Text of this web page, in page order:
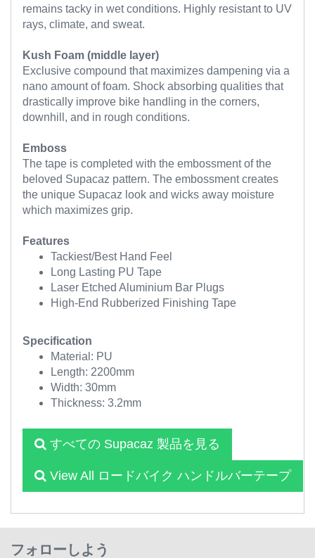
remains tacky in wet conditions. Highly resistant to UV
rays, climate, and sweat.
Kush Foam (middle layer)
Exclusive compound that maximizes dampening via a
nano amount of foam. Shock absorbing qualities that
drastically improve bike handling in the corners,
downhill, and in rough conditions.
Emboss
The tape is completed with the embossment of the
beloved Supacaz pattern. The embossment creates
the unique Supacaz look and wicks away moisture
which maximizes grip.
Features
Tackiest/Best Hand Feel
Long Lasting PU Tape
Laser Etched Aluminium Bar Plugs
High-End Rubberized Finishing Tape
Specification
Material: PU
Length: 2200mm
Width: 30mm
Thickness: 3.2mm
すべての Supacaz 製品を見る
View All ロードバイク ハンドルバーテープ
フォローしよう